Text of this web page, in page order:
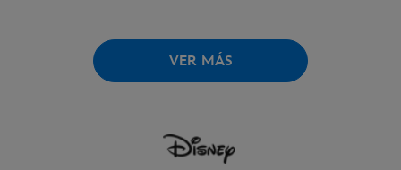
VER MÁS